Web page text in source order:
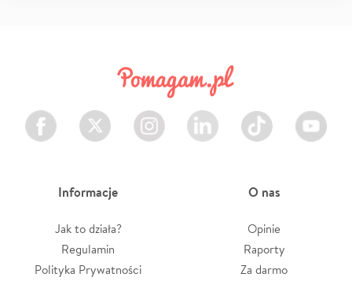
Facebook Twitter Instagram LinkedIn TikTok Youtube
Informacje
Jak to działa?
Regulamin
Polityka Prywatności
O nas
Opinie
Raporty
Za darmo